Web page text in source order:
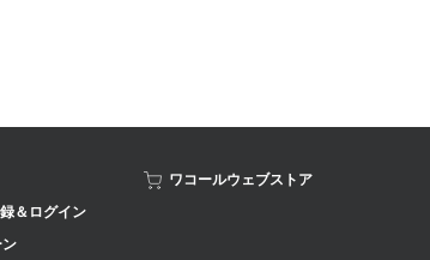
＆ログイン
ワコールウェブストア